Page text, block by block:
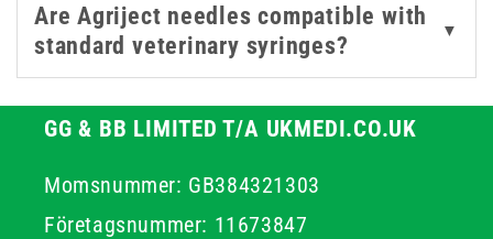
Are Agriject needles compatible with
standard veterinary syringes?
▼
GG & BB LIMITED T/A UKMEDI.CO.UK
Momsnummer: GB384321303
Företagsnummer: 11673847